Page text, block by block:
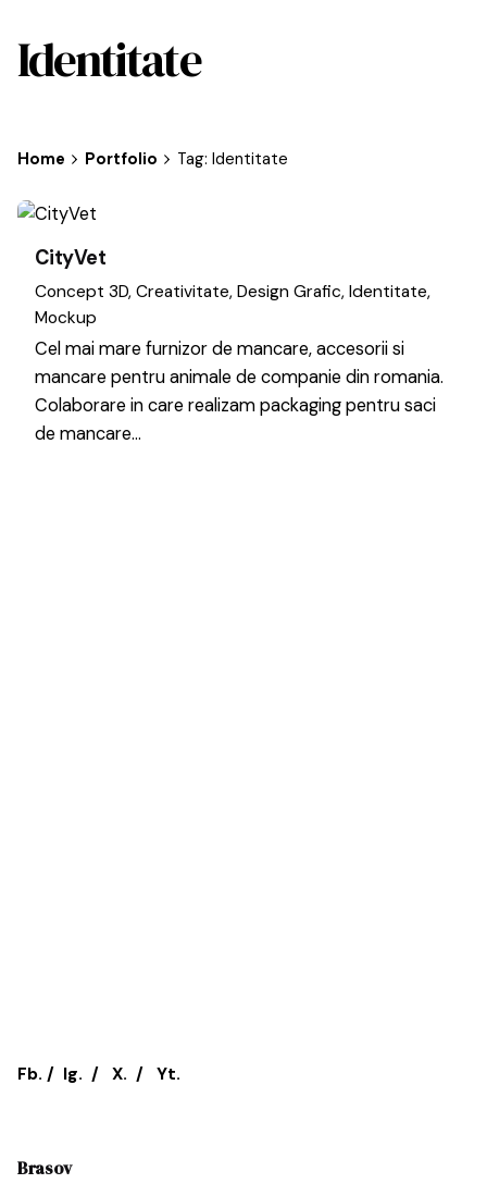
Identitate
Home Portfolio Tag: Identitate
CityVet
Concept 3D Creativitate Design Grafic Identitate
Mockup
Cel mai mare furnizor de mancare, accesorii si
mancare pentru animale de companie din romania.
Colaborare in care realizam packaging pentru saci
de mancare…
Fb. / Ig. / X. / Yt.
Brasov